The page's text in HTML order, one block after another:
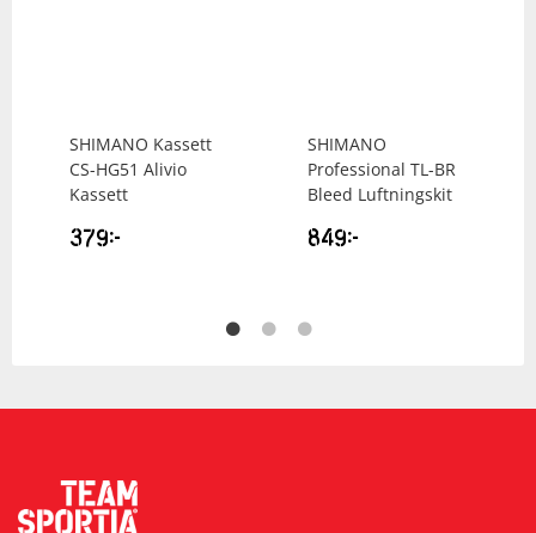
SHIMANO Kassett
CS-HG51 Alivio
Kassett
379kr
SHIMANO
Professional TL-BR
Bleed Luftningskit
849kr